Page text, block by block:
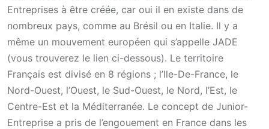
Entreprises à être créée, car oui il en existe dans de
nombreux pays, comme au Brésil ou en Italie. Il y a
même un mouvement européen qui s’appelle JADE
(vous trouverez le lien ci-dessous). Le territoire
Français est divisé en 8 régions ; l’Ile-De-France, le
Nord-Ouest, l’Ouest, le Sud-Ouest, le Nord, l’Est, le
Centre-Est et la Méditerranée. Le concept de Junior-
Entreprise a pris de l’engouement en France dans les